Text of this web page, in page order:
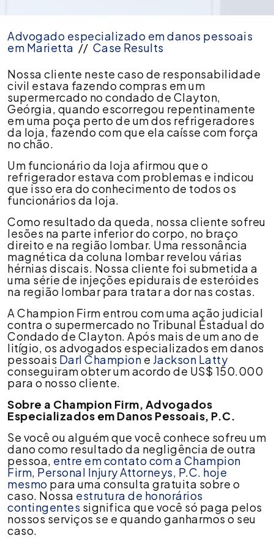
Advogado especializado em danos pessoais
em Marietta // Case Results
Acordo
de
US$
150.000
por
lesão
nas
em
caso
de
escorregão
queda
Nossa cliente neste caso de responsabilidade
civil estava fazendo compras em um
supermercado no condado de Clayton,
Geórgia, quando escorregou repentinamente
em uma poça perto de um dos refrigeradores
da loja, fazendo com que ela caísse com força
no chão.
Um funcionário da loja afirmou que o
refrigerador estava com problemas e indicou
que isso era do conhecimento de todos os
funcionários da loja.
Como resultado da queda, nossa cliente sofreu
lesões na parte inferior do corpo, no braço
direito e na região lombar. Uma ressonância
magnética da coluna lombar revelou várias
hérnias discais. Nossa cliente foi submetida a
uma série de injeções epidurais de esteróides
na região lombar para tratar a dor nas costas.
A Champion Firm entrou com uma ação judicial
contra o supermercado no Tribunal Estadual do
Condado de Clayton. Após mais de um ano de
litígio, os advogados especializados em danos
pessoais Darl Champion e Jackson Latty
conseguiram obter um acordo de US$ 150.000
para o nosso cliente.
Sobre a Champion Firm, Advogados
Especializados em Danos Pessoais, P.C.
Se você ou alguém que você conhece sofreu um
dano como resultado da negligência de outra
pessoa, entre em contato com a Champion
Firm, Personal Injury Attorneys, P.C. hoje
mesmo para uma consulta gratuita sobre o
caso. Nossa estrutura de honorários
contingentes significa que você só paga pelos
nossos serviços se e quando ganharmos o seu
caso.